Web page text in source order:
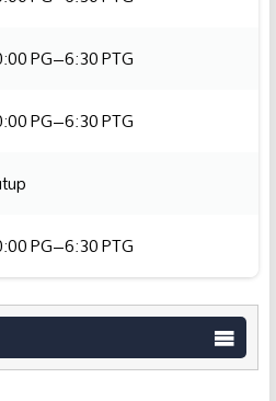
PG–6:30 PTG
PG–6:30 PTG
PG–6:30 PTG